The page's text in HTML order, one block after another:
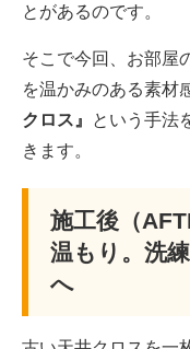
とがあるのです。
そこで今回、お部屋
を温かみのある素材
クロス』
という手法
きます。
施工後（
温もり。洗
へ